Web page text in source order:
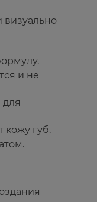
визуально
и не
кожу губ.